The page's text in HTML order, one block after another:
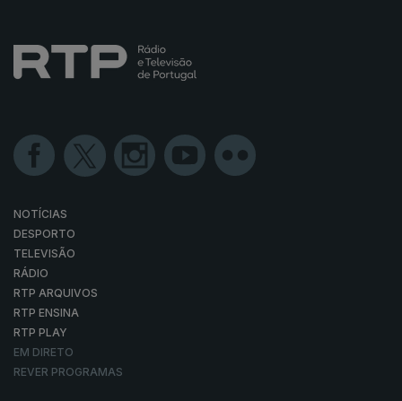
NOTÍCIAS
DESPORTO
TELEVISÃO
RÁDIO
RTP ARQUIVOS
RTP ENSINA
RTP PLAY
EM DIRETO
REVER PROGRAMAS